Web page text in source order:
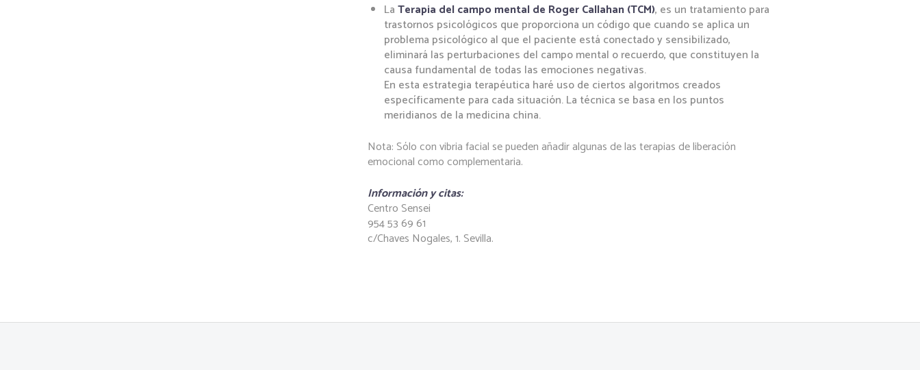
LaTerapia del campo mental de Roger Callahan (TCM), es un tratamiento para
trastornos psicológicos que proporciona un código que cuando se aplica un
problema psicológico al que el paciente está conectado y sensibilizado,
eliminará las perturbaciones del campo mental o recuerdo, que constituyen la
causa fundamental de todas las emociones negativas.
En esta estrategia terapéutica haré uso de ciertos algoritmos creados
específicamente para cada situación. La técnica se basa en los puntos
meridianos de la medicina china.
Nota: Sólo con vibria facial se pueden añadir algunas de las terapias de liberación
emocional como complementaria.
Información y citas:
Centro Sensei
954 53 69 61
c/Chaves Nogales, 1. Sevilla.